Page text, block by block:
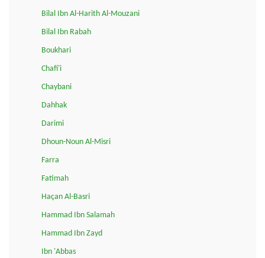
Bilal Ibn Al-Harith Al-Mouzani
Bilal Ibn Rabah
Boukhari
Chafi'i
Chaybani
Dahhak
Darimi
Dhoun-Noun Al-Misri
Farra
Fatimah
Haçan Al-Basri
Hammad Ibn Salamah
Hammad Ibn Zayd
Ibn 'Abbas